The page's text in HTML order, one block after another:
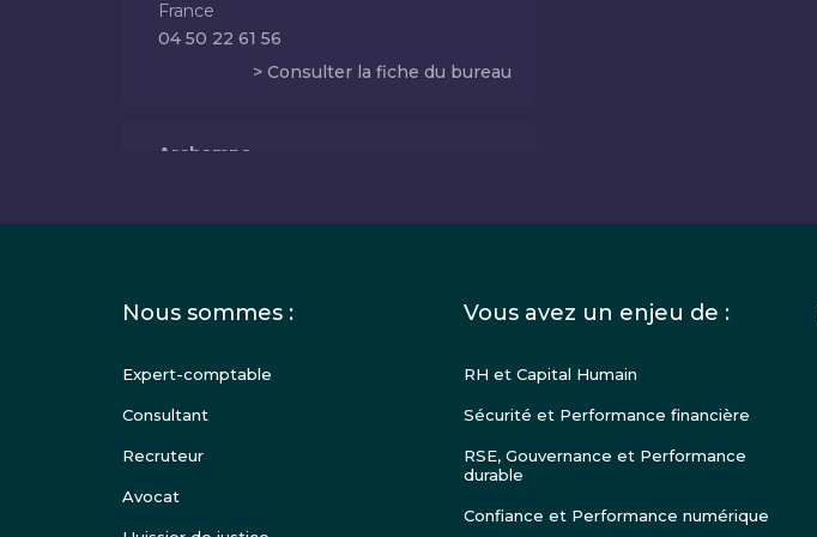
France
04 50 22 61 56
> Consulter la fiche du bureau
Archamps
Brioude
Z.A. Vieille Brioude
France
04 71 50 23 42
> Consulter la fiche du bureau
Menu
page
Nous sommes :
Expert-comptable
Consultant
Recruteur
Avocat
Vous avez un enjeu de :
RH et Capital Humain
Sécurité et Performance financière
RSE, Gouvernance et Performance
durable
Confiance et Performance numérique